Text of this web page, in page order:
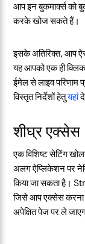
आप इन बुकमार्क्स को
करके खोज सकते हैं।
इसके अतिरिक्त, आप
यह आपको एक ही
ईमेल से लाइव परिणाम
विस्तृत निर्देशों हेतुयहां
शीघ्र एक्सेस
एक विशिष्ट सेटिंग
अलग ऐप्लिकेशन पर
किया जा सकता है।
जिसे आप एक्सेस करना
अपेक्षित पेज पर ले